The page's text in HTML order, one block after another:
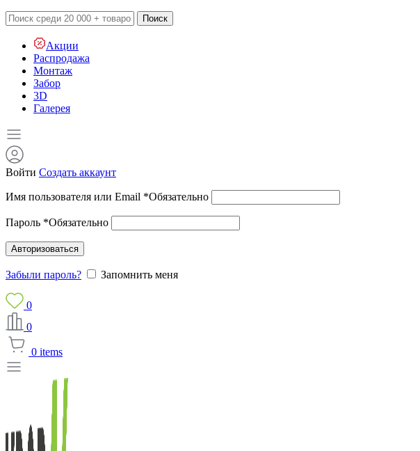
Поиск
Акции
Распродажа
Монтаж
Забор
3D
Галерея
Войти Создать аккаунт
Имя пользователя или Email *Обязательно
Пароль *Обязательно
Авторизоваться
Забыли пароль? Запомнить меня
0
0
0 items